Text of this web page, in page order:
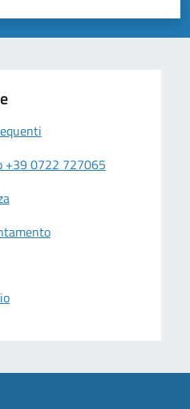
su 5
su 5
5
+39 0722 727065